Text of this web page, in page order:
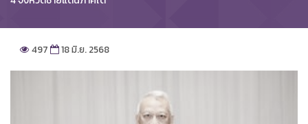
497 18 มิ.ย. 2568